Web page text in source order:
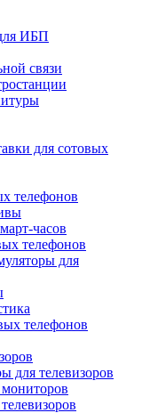
ИБП
связи
для сотовых
телефонов
часов
телефонов
для
телефонов
для телевизоров